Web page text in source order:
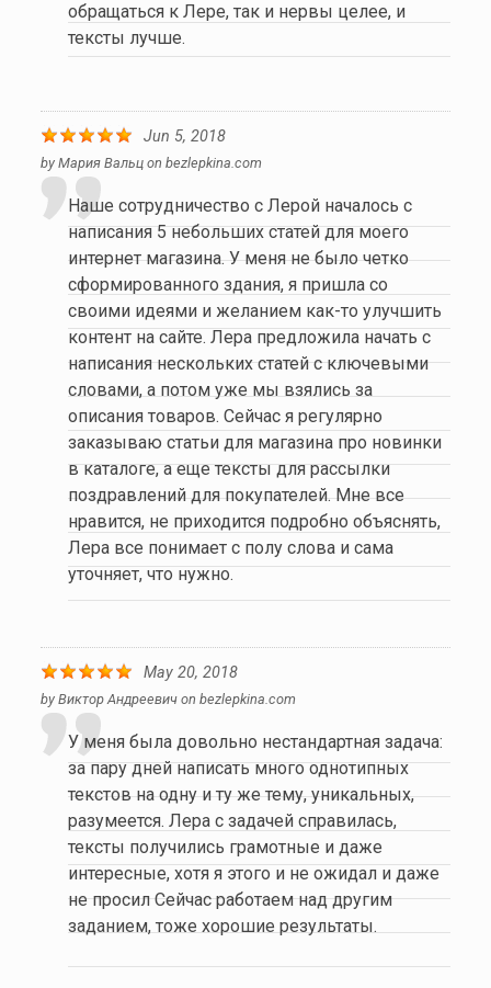
обращаться к Лере, так и нервы целее, и
тексты лучше.
Jun 5, 2018
by Мария Вальцon bezlepkina.com
Наше сотрудничество с Лерой началось с
написания 5 небольших статей для моего
интернет магазина. У меня не было четко
сформированного здания, я пришла со
своими идеями и желанием как-то улучшить
контент на сайте. Лера предложила начать с
написания нескольких статей с ключевыми
словами, а потом уже мы взялись за
описания товаров. Сейчас я регулярно
заказываю статьи для магазина про новинки
в каталоге, а еще тексты для рассылки
поздравлений для покупателей. Мне все
нравится, не приходится подробно объяснять,
Лера все понимает с полу слова и сама
уточняет, что нужно.
May 20, 2018
by Виктор Андреевичon bezlepkina.com
У меня была довольно нестандартная задача:
за пару дней написать много однотипных
текстов на одну и ту же тему, уникальных,
разумеется. Лера с задачей справилась,
тексты получились грамотные и даже
интересные, хотя я этого и не ожидал и даже
не просил Сейчас работаем над другим
заданием, тоже хорошие результаты.